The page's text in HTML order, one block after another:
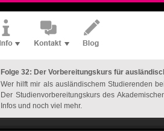
Folge 32: Der Vorbereitungskurs für
Wer hilft mir als ausländischem Studierenden
Der Studienvorbereitungskurs des
Infos und noch viel mehr.